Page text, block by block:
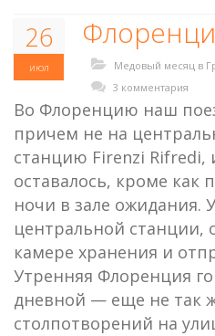
26
июл
Медовый месяц в
3 комментария
Во Флоренцию наш
причем не на
станцию Firenzi Rifredi,
оставалось, кроме как
ночи в зале ожидания.
центральной станции,
камере хранения и
Утренняя Флоренция
дневной — еще не так
столпотворений на